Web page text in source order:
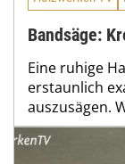
Bandsäge:
Eine ruhige
erstaunlich
auszusägen.